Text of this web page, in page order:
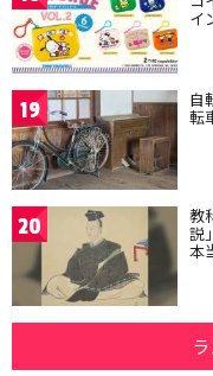
イ
19 自
転
20 教
説
本